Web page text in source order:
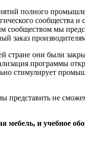
полного
сообщества
сообществом мы
заказ
стране они были
программы
стимулирует
представить не
и учебное